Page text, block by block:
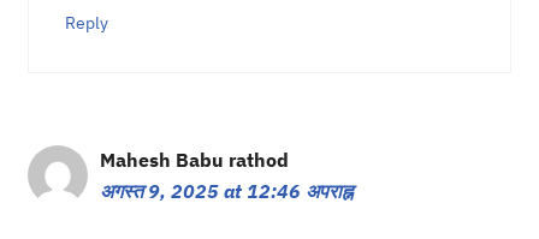
Reply
Mahesh Babu rathod
अगस्त 9, 2025 at 12:46 अपराह्न